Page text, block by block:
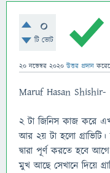
0
টি ভোট
20 নভেম্বর 2020 উত্তর প্রদান
Maruf Hasan Shishir-
২ টা জিনিস কাজ করে
আর ২য় টা হলো
দ্বারা পূর্ণ করতে হবে
মুখ আছে সেখানে দিয়ে